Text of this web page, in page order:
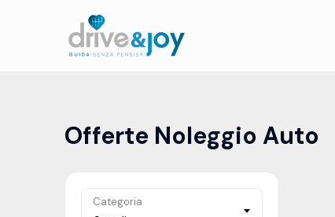
Offerte Noleggio Auto
Categoria